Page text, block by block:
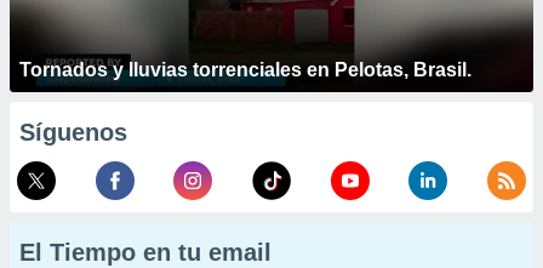
Tornados y lluvias torrenciales en Pelotas, Brasil.
Síguenos
El Tiempo en tu email